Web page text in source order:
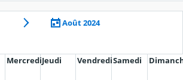
Août 2024
MercrediJeudi VendrediSamedi